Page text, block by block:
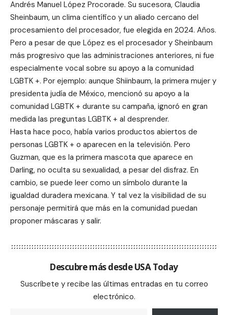
Andrés Manuel López Procorade. Su sucesora, Claudia
Sheinbaum, un clima científico y un aliado cercano del
procesamiento del procesador, fue elegida en 2024. Años.
Pero a pesar de que López es el procesador y Sheinbaum
más progresivo que las administraciones anteriores, ni fue
especialmente vocal sobre su apoyo a la comunidad
LGBTK +. Por ejemplo: aunque Shiinbaum, la primera mujer y
presidenta judía de México, mencionó su apoyo a la
comunidad LGBTK + durante su campaña, ignoró en gran
medida las preguntas LGBTK + al desprender.
Hasta hace poco, había varios productos abiertos de
personas LGBTK + o aparecen en la televisión. Pero
Guzman, que es la primera mascota que aparece en
Darling, no oculta su sexualidad, a pesar del disfraz. En
cambio, se puede leer como un símbolo durante la
igualdad duradera mexicana. Y tal vez la visibilidad de su
personaje permitirá que más en la comunidad puedan
proponer máscaras y salir.
Descubre más desde USA Today
Suscríbete y recibe las últimas entradas en tu correo
electrónico.